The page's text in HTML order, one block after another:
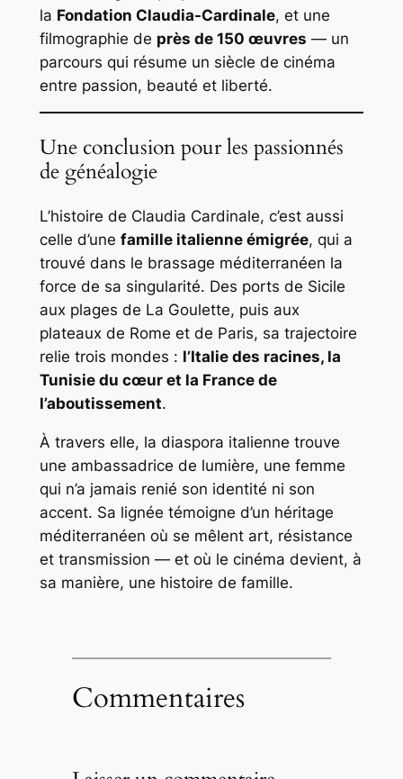
la Fondation Claudia-Cardinale, et une
filmographie de près de 150 œuvres — un
parcours qui résume un siècle de cinéma
entre passion, beauté et liberté.
Une conclusion pour les passionnés
de généalogie
L’histoire de Claudia Cardinale, c’est aussi
celle d’une famille italienne émigrée, qui a
trouvé dans le brassage méditerranéen la
force de sa singularité. Des ports de Sicile
aux plages de La Goulette, puis aux
plateaux de Rome et de Paris, sa trajectoire
relie trois mondes : l’Italie des racines, la
Tunisie du cœur et la France de
l’aboutissement.
À travers elle, la diaspora italienne trouve
une ambassadrice de lumière, une femme
qui n’a jamais renié son identité ni son
accent. Sa lignée témoigne d’un héritage
méditerranéen où se mêlent art, résistance
et transmission — et où le cinéma devient, à
sa manière, une histoire de famille.
Commentaires